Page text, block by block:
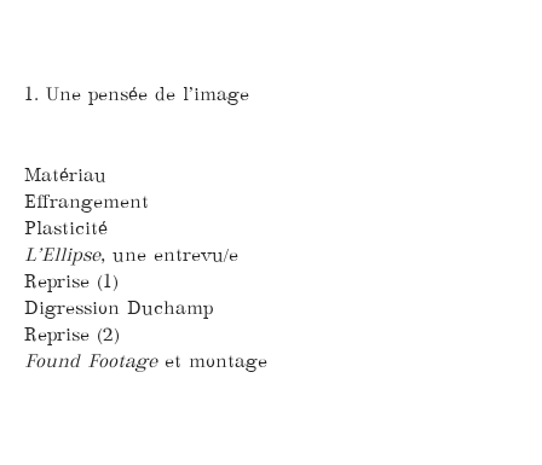
1. Une pensée de l’image
Matériau
Effrangement
Plasticité
L’Ellipse, une entrevu/e
Reprise (1)
Digression Duchamp
Reprise (2)
Found Footage et montage